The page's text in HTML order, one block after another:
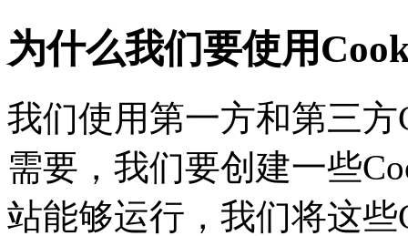
为什么我们要使用
我们使用第一方和第三
需要，我们要创建一
站能够运行，我们将这